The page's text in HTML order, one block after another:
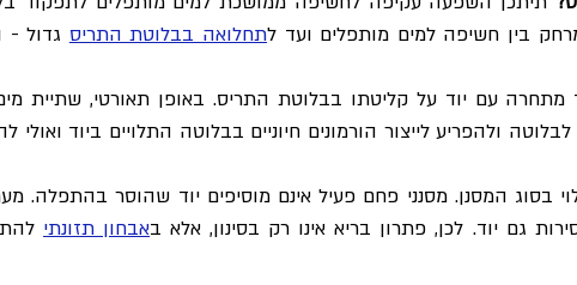
בין חשיפה למים מותפלים ועד לתחלואה בבלוטת התריס גדול -
מתחרה עם יוד על קליטתו בבלוטת התריס. באופן תאורטי, שתיית
ולהפריע לייצור הורמונים חיוניים בבלוטה התלויים ביוד ואולי
בסוג המסנן. מסנני פחם פעיל אינם מוסיפים יוד שהוסר בהתפלה.
גם יוד. לכן, פתרון בריא אינו רק בסינון, אלא באבחון תזונתי